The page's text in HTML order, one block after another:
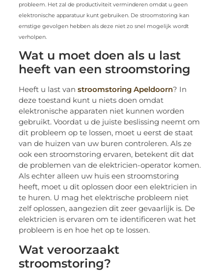
probleem. Het zal de productiviteit verminderen omdat u geen
elektronische apparatuur kunt gebruiken. De stroomstoring kan
ernstige gevolgen hebben als deze niet zo snel mogelijk wordt
verholpen.
Wat u moet doen als u last
heeft van een stroomstoring
Heeft u last van stroomstoring Apeldoorn? In
deze toestand kunt u niets doen omdat
elektronische apparaten niet kunnen worden
gebruikt. Voordat u de juiste beslissing neemt om
dit probleem op te lossen, moet u eerst de staat
van de huizen van uw buren controleren. Als ze
ook een stroomstoring ervaren, betekent dit dat
de problemen van de elektricien-operator komen.
Als echter alleen uw huis een stroomstoring
heeft, moet u dit oplossen door een elektricien in
te huren. U mag het elektrische probleem niet
zelf oplossen, aangezien dit zeer gevaarlijk is. De
elektricien is ervaren om te identificeren wat het
probleem is en hoe het op te lossen.
Wat veroorzaakt
stroomstoring?